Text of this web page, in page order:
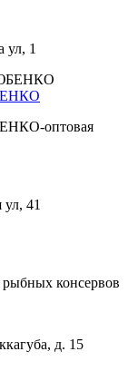
ул, 1
оптовая
41
консервов
д. 15